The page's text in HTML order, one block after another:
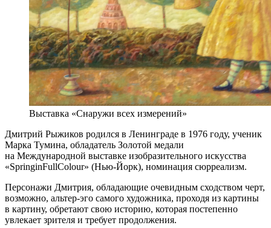
Выставка «Снаружи всех измерений»
Дмитрий Рыжиков родился в Ленинграде в 1976 году, ученик
Марка Тумина, обладатель Золотой медали
на Международной выставке изобразительного искусства
«SpringinFullColour» (Нью-Йорк), номинация сюрреализм.
Персонажи Дмитрия, обладающие очевидным сходством черт,
возможно, альтер-эго самого художника, проходя из картины
в картину, обретают свою историю, которая постепенно
увлекает зрителя и требует продолжения.